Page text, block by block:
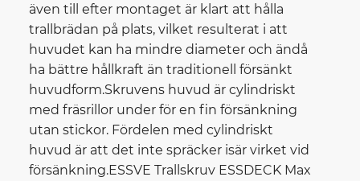
även till efter montaget är klart att hålla
trallbrädan på plats, vilket resulterat i att
huvudet kan ha mindre diameter och ändå
ha bättre hållkraft än traditionell försänkt
huvudform.Skruvens huvud är cylindriskt
med fräsrillor under för en fin försänkning
utan stickor. Fördelen med cylindriskt
huvud är att det inte spräcker isär virket vid
försänkning.ESSVE Trallskruv ESSDECK Max